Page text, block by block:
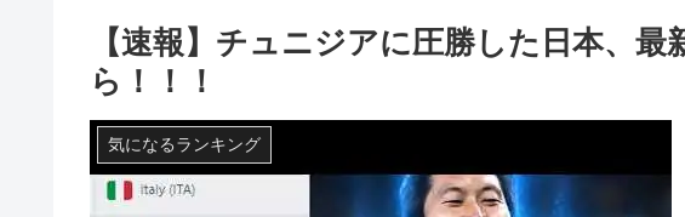
【速報】チュニジアに圧勝した日本、
ら！！！
気になるランキング